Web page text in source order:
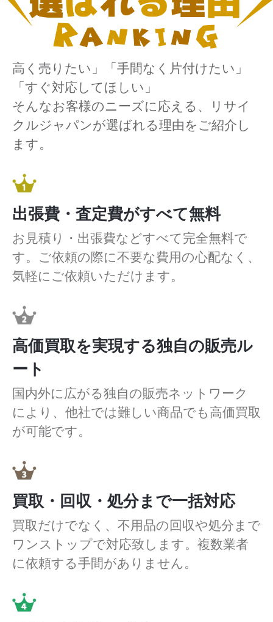
高く売りたい」「手間なく片付けたい」
「すぐ対応してほしい」
そんなお客様のニーズに応える、リサイ
クルジャパンが選ばれる理由をご紹介し
ます。
出張費・査定費がすべて無料
お見積り・出張費などすべて完全無料で
す。ご依頼の際に不要な費用の心配なく、
気軽にご依頼いただけます。
高価買取を実現する独自の販売ル
ート
国内外に広がる独自の販売ネットワーク
により、他社では難しい商品でも高価買取
が可能です。
買取・回収・処分まで一括対応
買取だけでなく、不用品の回収や処分まで
ワンストップで対応致します。複数業者
に依頼する手間がありません。